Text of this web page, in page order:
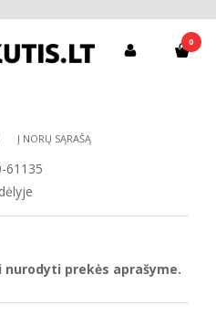
0
batai 22-27 d. C100-61135
27 D. C100-61135
Į NORŲ SĄRAŠĄ
61135
prekės aprašyme.